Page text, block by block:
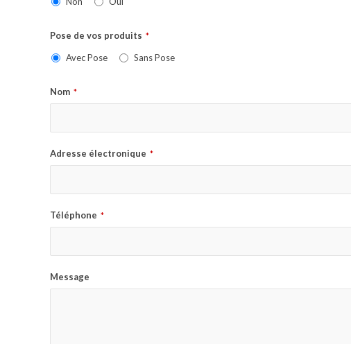
Pose de vos produits *
Avec Pose Sans Pose
Nom *
Adresse électronique *
Téléphone *
Message